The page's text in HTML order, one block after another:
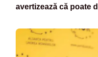
avertizează că poate